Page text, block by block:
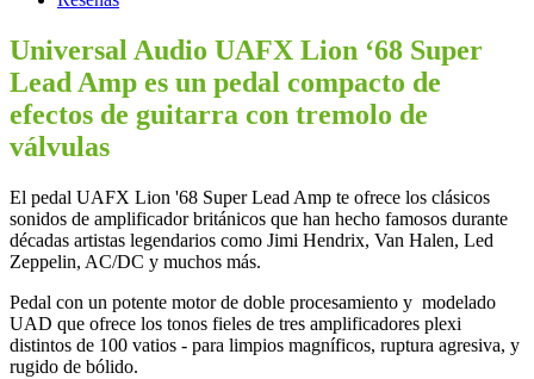
Universal Audio UAFX Lion ‘68 Super
Lead Amp es un pedal compacto de
efectos de guitarra con tremolo de
válvulas
El pedal UAFX Lion '68 Super Lead Amp te ofrece los clásicos
sonidos de amplificador británicos que han hecho famosos durante
décadas artistas legendarios como Jimi Hendrix, Van Halen, Led
Zeppelin, AC/DC y muchos más.
Pedal con un potente motor de doble procesamiento y modelado
UAD que ofrece los tonos fieles de tres amplificadores plexi
distintos de 100 vatios - para limpios magníficos, ruptura agresiva, y
rugido de bólido.